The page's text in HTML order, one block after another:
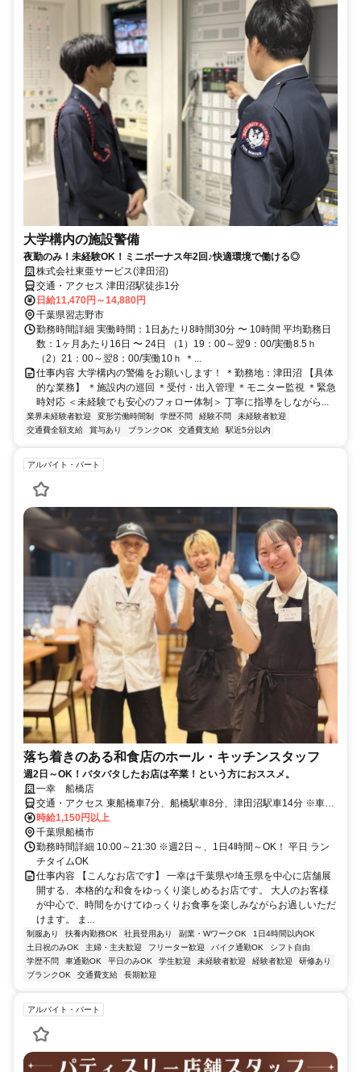
大学構内の施設警備
夜勤のみ！未経験OK！ミニボーナス年2回♪快適環境で働ける◎
株式会社東亜サービス(津田沼)
交通・アクセス 津田沼駅徒歩1分
日給11,470円～14,880円
千葉県習志野市
勤務時間詳細 実働時間：1日あたり8時間30分 〜 10時間 平均勤務日
数：1ヶ月あたり16日 〜 24日 （1）19：00～翌9：00/実働8.5ｈ
（2）21：00～翌8：00/実働10ｈ ＊...
仕事内容 大学構内の警備をお願いします！ ＊勤務地：津田沼 【具体
的な業務】 ＊施設内の巡回 ＊受付・出入管理 ＊モニター監視 ＊緊急
時対応 ＜未経験でも安心のフォロー体制＞ 丁寧に指導をしながら...
業界未経験者歓迎 変形労働時間制 学歴不問 経験不問
未経験者歓迎
交通費全額支給
賞与あり ブランクOK 交通費支給 駅近5分以内
アルバイト・パート
落ち着きのある和食店のホール・キッチンスタッフ
週2日～OK！バタバタしたお店は卒業！という方におススメ。
一幸 船橋店
交通・アクセス 東船橋車7分、船橋駅車8分、津田沼駅車14分 ※車通
勤可
時給1,150円以上
千葉県船橋市
勤務時間詳細 10:00～21:30 ※週2日～、1日4時間～OK！ 平日 ラン
チタイムOK
仕事内容 【こんなお店です】 一幸は千葉県や埼玉県を中心に店舗展
開する、本格的な和食をゆっくり楽しめるお店です。 大人のお客様
が中心で、時間をかけてゆっくりお食事を楽しみながらお過しいただ
けます。 ま...
制服あり 扶養内勤務OK 社員登用あり 副業・WワークOK
1日4時間以内OK
土日祝のみOK
主婦・主夫歓迎 フリーター歓迎 バイク通勤OK
シフト自由
学歴不問
車通勤OK 平日のみOK 学生歓迎 未経験者歓迎 経験者歓迎
研修あり
ブランクOK
交通費支給 長期歓迎
アルバイト・パート